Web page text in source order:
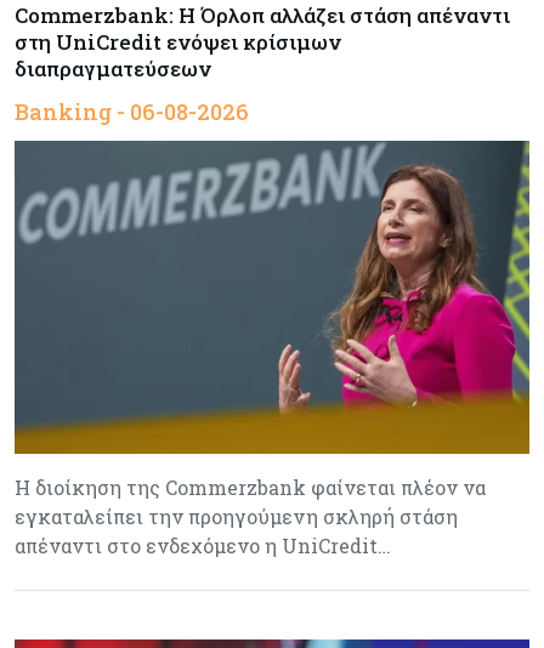
Commerzbank: Η Όρλοπ αλλάζει στάση απέναντι
στη UniCredit ενόψει κρίσιμων
διαπραγματεύσεων
Banking - 06-08-2026
H διοίκηση της Commerzbank φαίνεται πλέον να
εγκαταλείπει την προηγούμενη σκληρή στάση
απέναντι στο ενδεχόμενο η UniCredit…